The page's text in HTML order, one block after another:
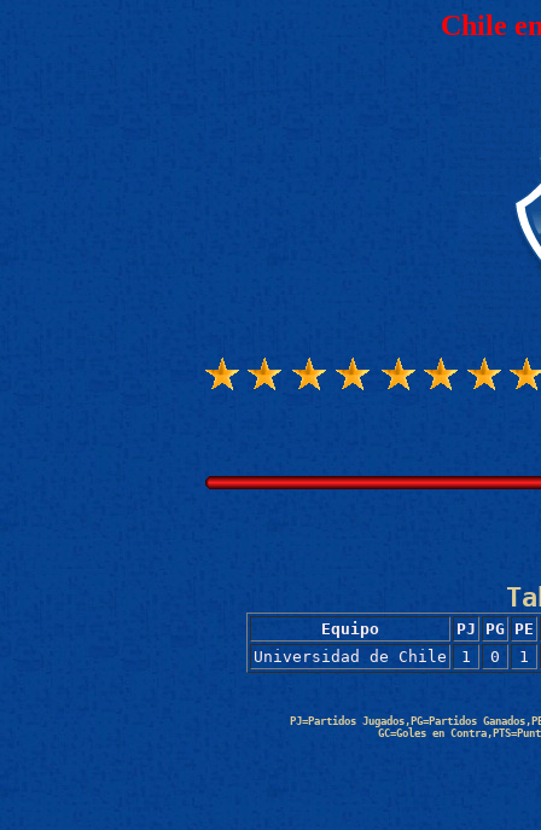
Chile
Equipo PJ PG PE
Universidad de Chile
1 0 1
PJ=Partidos Jugados,PG=Partidos
GC=Goles en